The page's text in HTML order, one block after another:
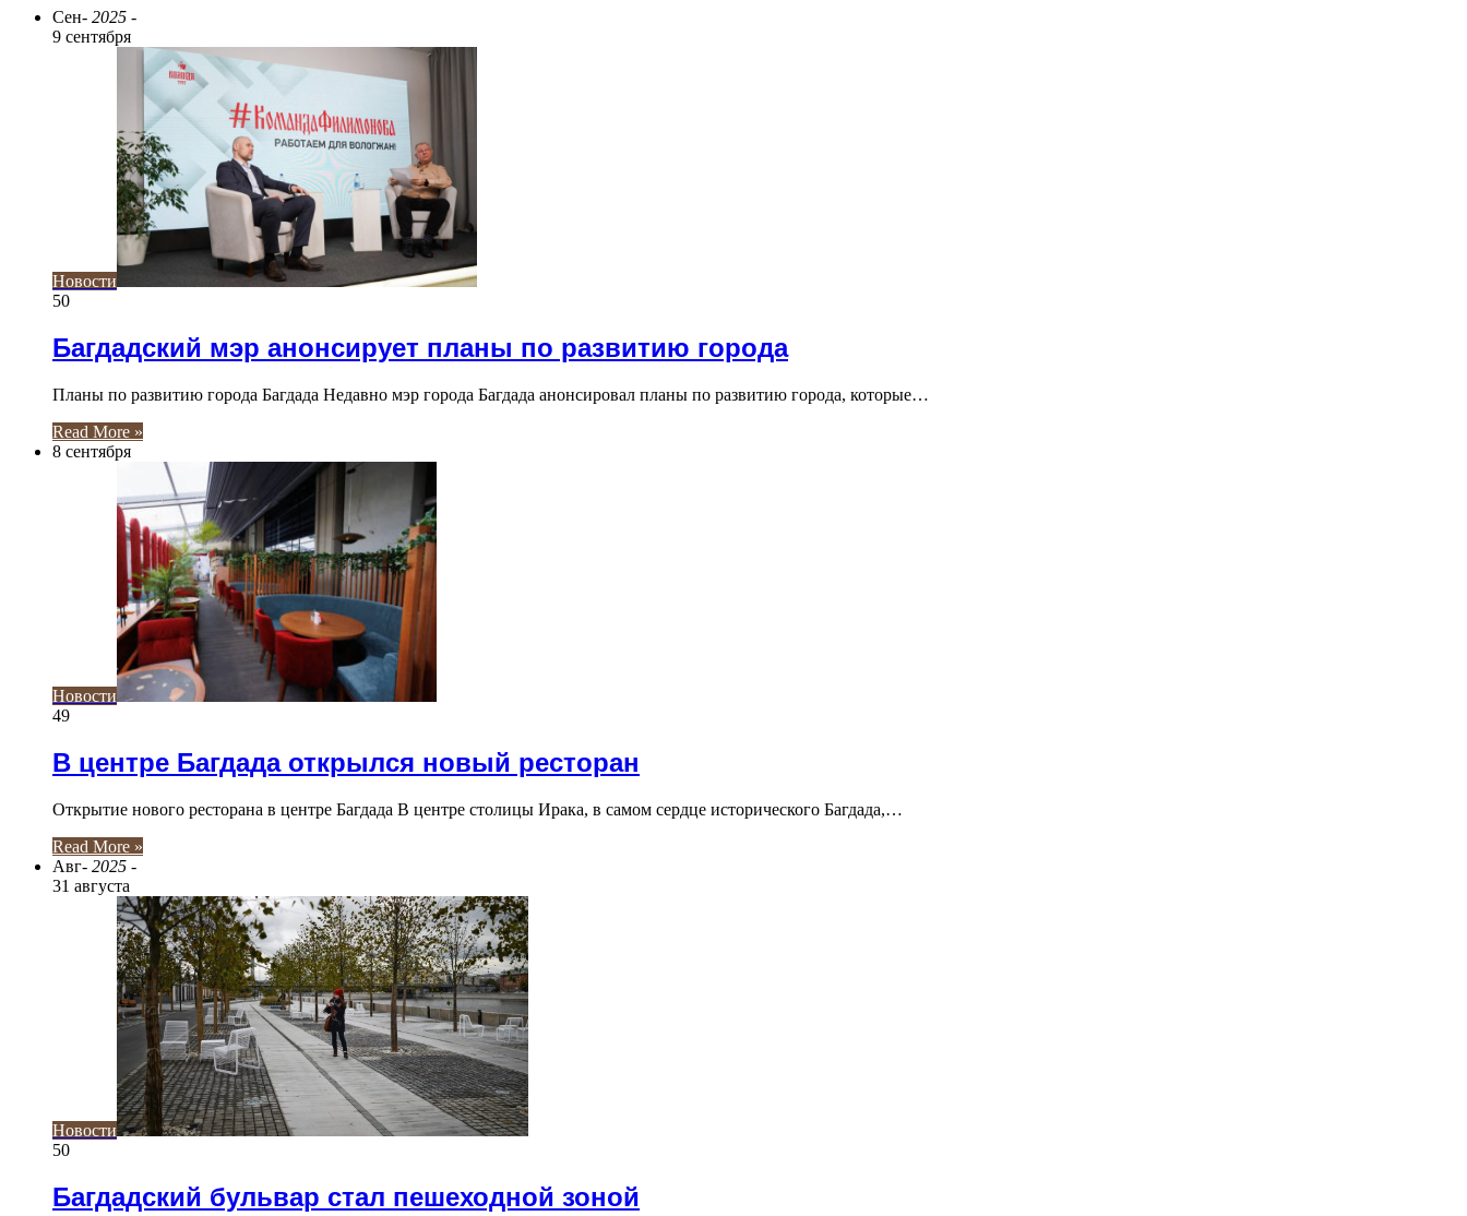
Сен- 2025 -
9 сентября
Новости
50
Багдадский мэр анонсирует планы по развитию города
Планы по развитию города Багдада Недавно мэр города Багдада анонсировал планы по развитию города, которые…
Read More »
8 сентября
Новости
49
В центре Багдада открылся новый ресторан
Открытие нового ресторана в центре Багдада В центре столицы Ирака, в самом сердце исторического Багдада,…
Read More »
Авг- 2025 -
31 августа
Новости
50
Багдадский бульвар стал пешеходной зоной